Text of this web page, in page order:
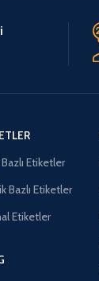
Bazlı Etiketler
Bazlı Etiketler
Etiketler